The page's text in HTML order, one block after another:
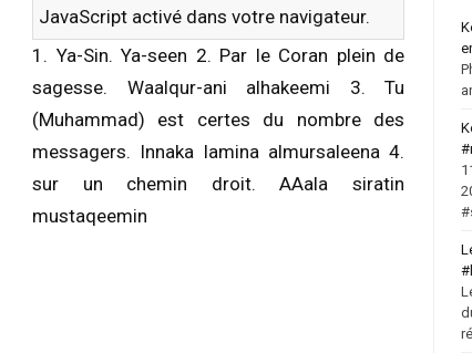
JavaScript activé dans votre navigateur.
1. Ya-Sin. Ya-seen 2. Par le Coran plein de
sagesse. Waalqur-ani alhakeemi 3. Tu
(Muhammad) est certes du nombre des
messagers. Innaka lamina almursaleena 4.
sur un chemin droit. AAala siratin
mustaqeemin